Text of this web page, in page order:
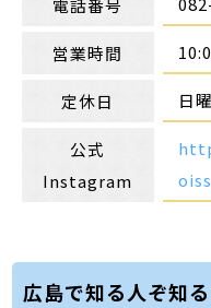
営業時間
定休日 日
公式
Instagram
広島で知る人ぞ知